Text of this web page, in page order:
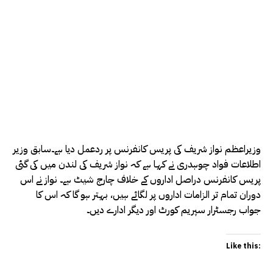
وزیراعظم نواز شریف کی پریس کانفرنس پر ردعمل دیا ہے۔سابق وزیر
اطلاعات فواد چوہدری نے کہا ہے کہ نواز شریف کی لندن میں کی گئی
پریس کانفرنس دراصل اداروں کے خلاف چارج شیٹ ہے۔ نواز نے اس
دوران تمام تر الزامات اداروں پر لگائے ہیں، بہتر ہو گا کہ اس کا
جواب رجسٹرار سپریم کورٹ اور دیگر ادارے دیں۔
Like this: